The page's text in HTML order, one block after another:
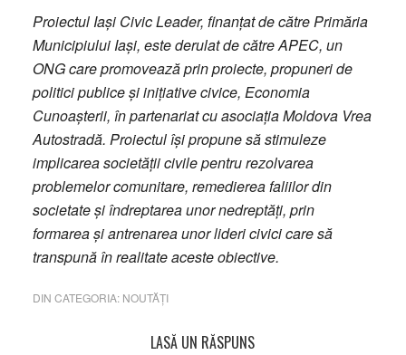
Proiectul Iași Civic Leader, finanțat de către Primăria
Municipiului Iași, este derulat de către APEC, un
ONG care promovează prin proiecte, propuneri de
politici publice și inițiative civice, Economia
Cunoașterii, în partenariat cu asociația Moldova Vrea
Autostradă. Proiectul își propune să stimuleze
implicarea societății civile pentru rezolvarea
problemelor comunitare, remedierea faliilor din
societate și îndreptarea unor nedreptăți, prin
formarea și antrenarea unor lideri civici care să
transpună în realitate aceste obiective.
DIN CATEGORIA: NOUTĂȚI
LASĂ UN RĂSPUNS